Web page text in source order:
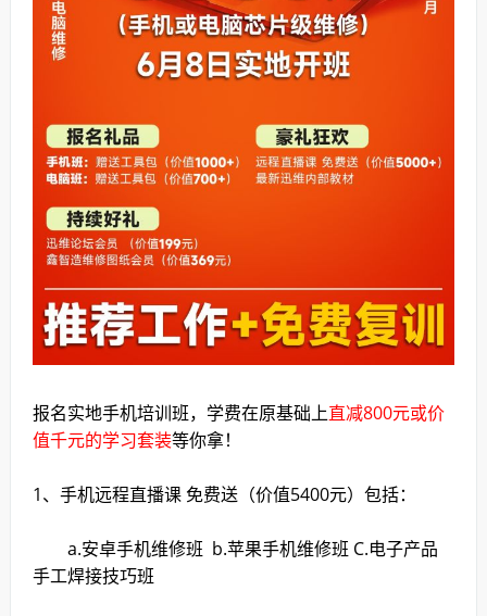
报名实地手机培训班，学费在原基础上直减800元或价
值千元的学习套装等你拿！
1、手机远程直播课 免费送（价值5400元）包括：
a.安卓手机维修班 b.苹果手机维修班 C.电子产品
手工焊接技巧班